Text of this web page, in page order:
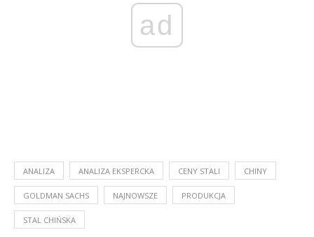
ad
ANALIZA ANALIZA EKSPERCKA CENY STALI CHINY
GOLDMAN SACHS NAJNOWSZE PRODUKCJA
STAL CHIŃSKA